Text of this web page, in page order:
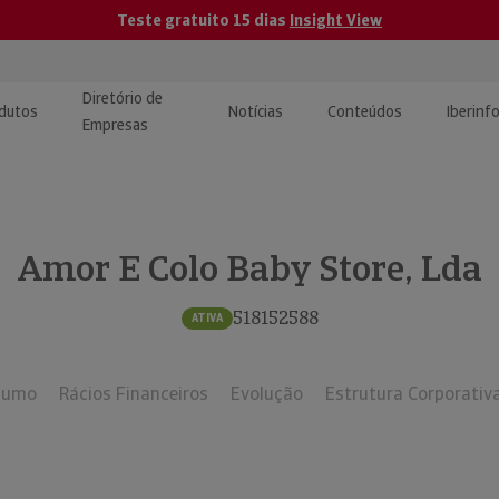
Teste gratuito 15 dias Insight View
e Monitorização de
Diretório de
Empresas
Notícias Conteúdos
| Estudos e
Amor E Colo Baby Store, Lda
ATIVA 518152588
Rácios Financeiros Evolução Estrutura Corporativa